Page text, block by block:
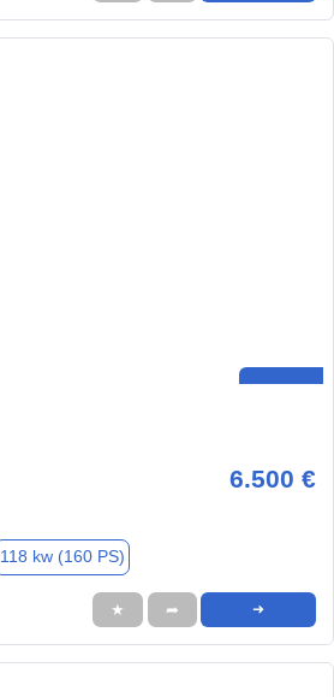
6.500 €
118 kw (160 PS)
★ ➦ ➜